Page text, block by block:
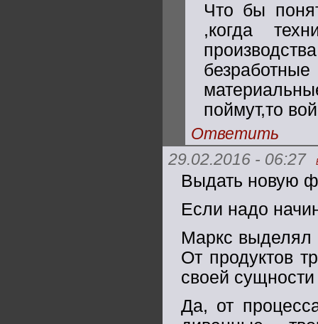
Что бы
,когда
поймут,то
Ответить
29.02.2016 - 06:27
Выдать новую
Если надо
Маркс выделял
От продуктов
своей сущности
Да, от